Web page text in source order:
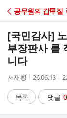
C
A
공무원의 갑甲질
[국민감사]
부장판사 를
니다
작
자
서재황
작
시
간
26.06.13
목록 댓글 0